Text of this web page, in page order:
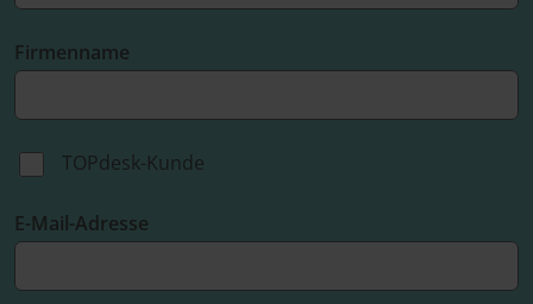
Firmenname
TOPdesk-Kunde
E-Mail-Adresse